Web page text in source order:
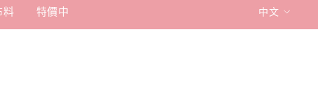
料 特價中 中文
English